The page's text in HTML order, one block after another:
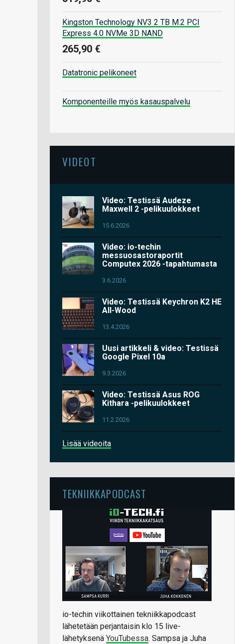
Kingston Technology NV3 2 TB M.2 PCI
Express 4.0 NVMe 3D NAND
265,90 €
Datatronic pelikoneet
Komponenteille myös kasauspalvelu
VIDEOT
Video: Testissä Audeze
Maxwell 2 -pelikuulokkeet
15.6.2026
Video: io-techin
messuosastoraportit
Computex 2026 -tapahtumasta
3.6.2026
Video: Testissä Keychron K2 HE
All-Wood
13.4.2026
Uusi artikkeli & video: Testissä
Google Pixel 10a
9.3.2026
Video: Testissä Asus ROG
Kithara -pelikuulokkeet
11.2.2026
Lisää videoita
TEKNIIKKAPODCAST
io-techin viikottainen tekniikkapodcast
lähetetään perjantaisin klo 15 live-
lähetyksenä YouTubessa. Sampsa ja Juha